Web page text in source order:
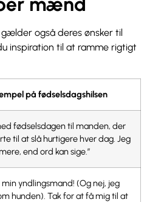
også deres ønsker til
inspiration til at ramme rigtigt
på fødselsdagshilsen
fødselsdagen til manden, der
til at slå hurtigere hver dag. Jeg
end ord kan sige.”
min yndlingsmand! (Og nej, jeg
hunden). Tak for at få mig til at